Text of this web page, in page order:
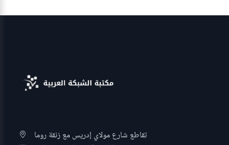
تقاطع شارع مولاي إدريس مع زنقة روما